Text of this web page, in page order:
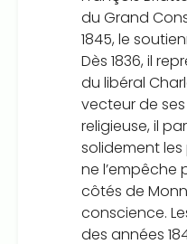
du Grand
1845, le
Dès 1836, il
du libéral
vecteur de
religieuse, il
solidement les
ne l’empêche
côtés de
conscience.
des années